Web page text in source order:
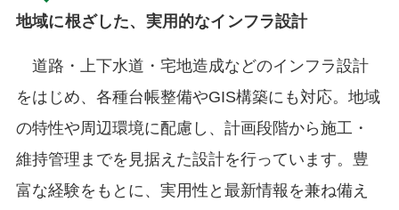
地域に根ざした、実用的なインフラ設計
道路・上下水道・宅地造成などのインフラ設計
をはじめ、各種台帳整備やGIS構築にも対応。地域
の特性や周辺環境に配慮し、計画段階から施工・
維持管理までを見据えた設計を行っています。豊
富な経験をもとに、実用性と最新情報を兼ね備え